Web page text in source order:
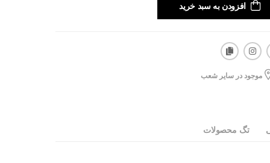
افزودن به سبد خرید
موجود در سایر شعب
تگ محصولات